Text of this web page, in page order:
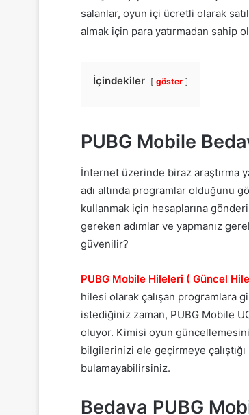
salanlar, oyun içi ücretli olarak
almak için para yatırmadan sahip
İçindekiler göster
PUBG Mobile
İnternet üzerinde biraz araştırma
adı altında programlar olduğunu
kullanmak için hesaplarına
gereken adımlar ve yapmanız
güvenilir?
PUBG Mobile Hileleri ( Güncel
hilesi olarak çalışan programlara
istediğiniz zaman, PUBG Mobile
oluyor. Kimisi oyun
bilgilerinizi ele geçirmeye
bulamayabilirsiniz.
Bedava PUBG